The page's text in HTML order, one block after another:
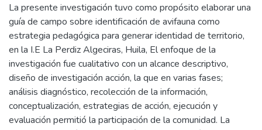
La presente investigación tuvo como propósito elaborar una
guía de campo sobre identificación de avifauna como
estrategia pedagógica para generar identidad de territorio,
en la I.E La Perdiz Algeciras, Huila, El enfoque de la
investigación fue cualitativo con un alcance descriptivo,
diseño de investigación acción, la que en varias fases;
análisis diagnóstico, recolección de la información,
conceptualización, estrategias de acción, ejecución y
evaluación permitió la participación de la comunidad. La